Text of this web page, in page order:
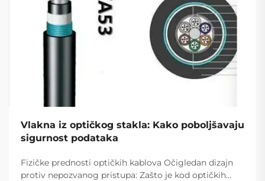
Vlakna iz optičkog stakla: Kako poboljšavaju
sigurnost podataka
Fizičke prednosti optičkih kablova Očigledan dizajn
protiv nepozvanog pristupa: Zašto je kod optičkih